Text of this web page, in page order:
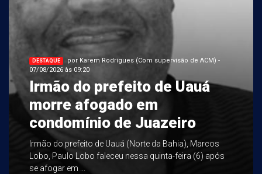
DESTAQUE
por Karem Rodrigues (Com supervisão de ACM) -
07/08/2026 às 09:20
Irmão do prefeito de Uauá
morre afogado em
condomínio de Juazeiro
Irmão do prefeito de Uauá (Norte da Bahia), Marcos
Lobo, Paulo Lobo faleceu nessa quinta-feira (6) após
se afogar em ...